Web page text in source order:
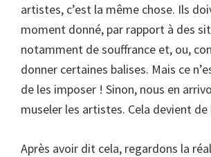
artistes, c’est la même chose. Ils
moment donné, par rapport à des
notamment de souffrance et, ou,
donner certaines balises. Mais ce
de les imposer ! Sinon, nous en
museler les artistes. Cela devient de
Après avoir dit cela, regardons la